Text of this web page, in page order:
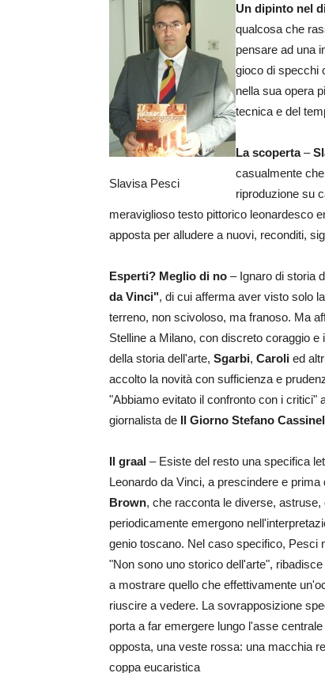
Slavisa Pesci
Un dipinto nel
qualcosa che
pensare ad una
gioco di specchi
nella sua opera
tecnica e del
La scoperta–
casualmente
riproduzione su
meraviglioso testo pittorico leonardesco
apposta per alludere a nuovi, reconditi,
Esperti? Meglio di no – Ignaro di storia
da Vinci", di cui afferma aver visto solo
terreno, non scivoloso, ma franoso. Ma
Stelline a Milano, con discreto coraggio
della storia dell'arte, Sgarbi, Caroli ed
accolto la novità con sufficienza e
"Abbiamo evitato il confronto con i
giornalista de Il Giorno Stefano
Il graal – Esiste del resto una specifica
Leonardo da Vinci, a prescindere e prima
Brown, che racconta le diverse, astruse,
periodicamente emergono
genio toscano. Nel caso specifico, Pesci
"Non sono uno storico dell'arte",
a mostrare quello che effettivamente
riuscire a vedere. La sovrapposizione
porta a far emergere lungo l'asse
opposta, una veste rossa: una macchia
coppa eucaristica